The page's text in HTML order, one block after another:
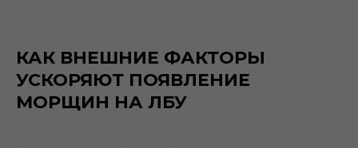
КАК ВНЕШНИЕ ФАКТОРЫ
УСКОРЯЮТ ПОЯВЛЕНИЕ
МОРЩИН НА ЛБУ